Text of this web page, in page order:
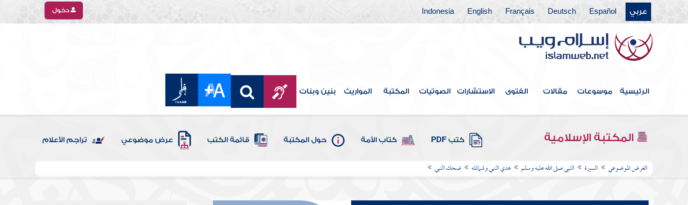
عربي Español
Deutsch
Français
English
Indonesia دخول
الرئيسية موسوعات مقالات الفتوى الاستشارات الصوتيات المكتبة المواريث بنين وبنات
المكتبة الإسلامية كتب PDF كتاب الأمة حول المكتبة قائمة الكتب عرض موضوعي تراجم الأعلام
العرض الموضوعي السيرة النبي صلى الله عليه وسلم هدي النبي وشمائله ضحك النبي